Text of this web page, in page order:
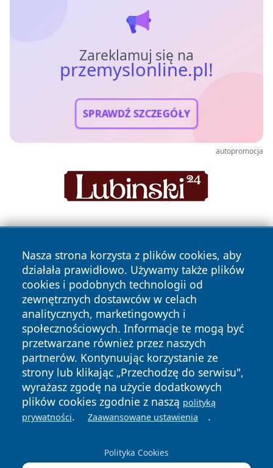
Zareklamuj się na
przemyslonline.pl!
SPRAWDŹ SZCZEGÓŁY
autopromocja
Nasza strona korzysta z plików cookies, aby
działała prawidłowo. Używamy także plików
cookies i podobnych technologii od
zewnętrznych dostawców w celach
analitycznych, marketingowych i
społecznościowych. Informacje te mogą być
przetwarzane również przez naszych
partnerów. Kontynuując korzystanie ze
strony lub klikając „Przechodzę do serwisu",
wyrażasz zgodę na użycie dodatkowych
plików cookies zgodnie z naszą polityką
prywatności. Zaawansowane ustawienia .
Polityka Cookies
Copyright © 2026 przemyslonline.pl Wszystkie prawa
zastrzeżone.
News Autorzy
Polityka
Prywatności
Polityka
Cookies